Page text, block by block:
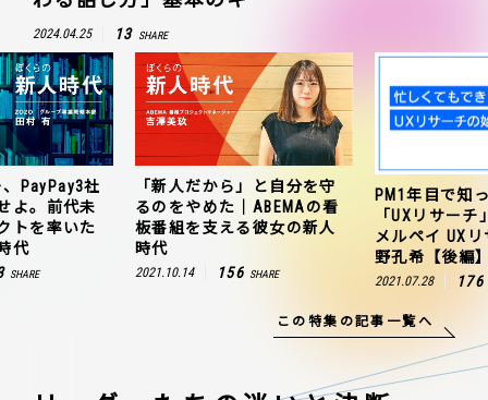
2024.04.25 13 SHARE
PayPay3社
よ。前代未
トを率いた
代
SHARE
「新人だから」と自分を守
るのをやめた｜ABEMAの看
板番組を支える彼女の新人
時代
2021.10.14 156 SHARE
PM1年目で知
「UXリサー
メルペイ UX
野孔希【後編
2021.07.28 176
この特集の記事一覧へ